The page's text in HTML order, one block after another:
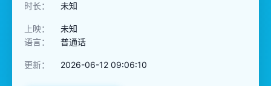
时长： 未知
上映：
未知
语言：
普通话
更新： 2026-06-12 09:06:10